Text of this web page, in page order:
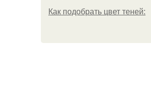
Как подобрать цвет теней: